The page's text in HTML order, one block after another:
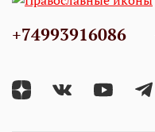
+74993916086